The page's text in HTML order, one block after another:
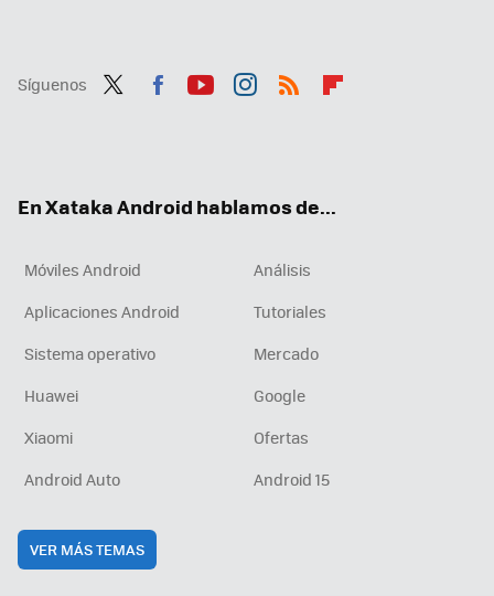
Síguenos
En Xataka Android hablamos de...
Móviles Android
Análisis
Aplicaciones Android
Tutoriales
Sistema operativo
Mercado
Huawei
Google
Xiaomi
Ofertas
Android Auto
Android 15
VER MÁS TEMAS